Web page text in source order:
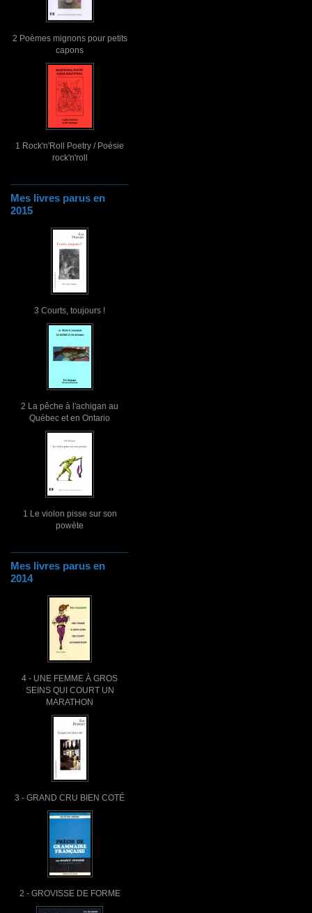
2 Poèmes mignons pour petits
capons
1 Rock'n'Roll Poetry / Poésie
rock'n'roll
Mes livres parus en
2015
3 Courts, toujours !
2 La pêche à l'achigan au
Québec et en Ontario
1 Le violon pisse sur son
powète
Mes livres parus en
2014
4 - UNE FEMME À GROS
SEINS QUI COURT UN
MARATHON
3 - GRAND CRU BIEN COTÉ
2 - GROVISSE DE FORME